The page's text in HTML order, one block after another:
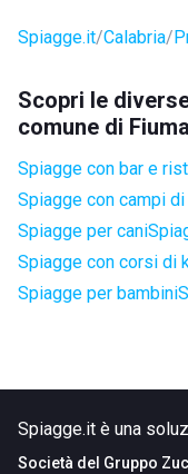
Spiagge.it Calabria
Scopri le
comune di
Spiagge con bar e
Spiagge con campi
Spiagge per cani
Spiagge con corsi di
Spiagge per bambini
Spiagge.it è una
Società del Gruppo